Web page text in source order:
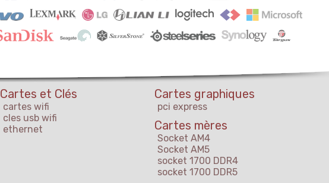
Cartes et Clés
cartes wifi
cles usb wifi
ethernet
Cartes graphiques
pci express
Cartes mères
Socket AM4
Socket AM5
socket 1700 DDR4
socket 1700 DDR5